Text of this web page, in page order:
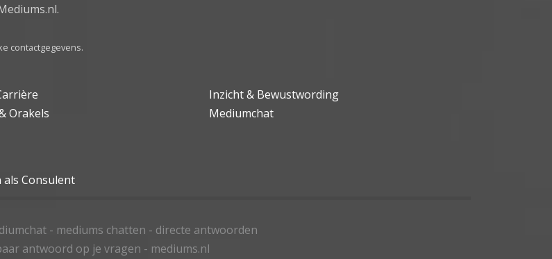
contactgegevens.
Inzicht & Bewustwording
Orakels Mediumchat
Consulent
- mediums chatten - directe antwoorden
antwoord op je vragen - mediums.nl